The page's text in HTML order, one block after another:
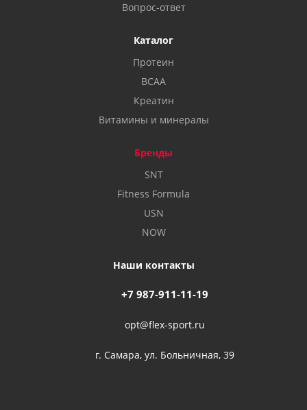
Вопрос-ответ
Каталог
Протеин
BCAA
Креатин
Витамины и минералы
Бренды
SNT
Fitness Formula
USN
NOW
Наши контакты
+7 987-911-11-19
opt@flex-sport.ru
г. Самара, ул. Больничная, 39